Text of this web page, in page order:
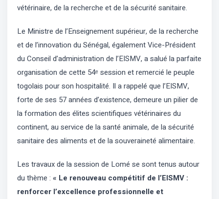
vétérinaire, de la recherche et de la sécurité sanitaire.
Le Ministre de l’Enseignement supérieur, de la recherche
et de l’innovation du Sénégal, également Vice-Président
du Conseil d’administration de l’EISMV, a salué la parfaite
organisation de cette 54ᵉ session et remercié le peuple
togolais pour son hospitalité. Il a rappelé que l’EISMV,
forte de ses 57 années d’existence, demeure un pilier de
la formation des élites scientifiques vétérinaires du
continent, au service de la santé animale, de la sécurité
sanitaire des aliments et de la souveraineté alimentaire.
Les travaux de la session de Lomé se sont tenus autour
du thème : « Le renouveau compétitif de l’EISMV :
renforcer l’excellence professionnelle et